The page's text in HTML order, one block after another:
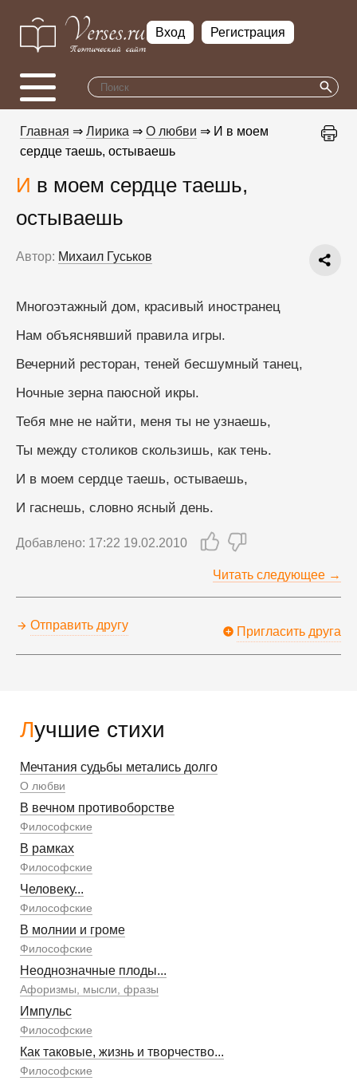
Вход Регистрация
Лучшие стихи
Мечтания судьбы метались долго
О любви
В вечном противоборстве
Философские
В рамках
Философские
Человеку...
Философские
В молнии и громе
Философские
Неоднозначные плоды...
Афоризмы, мысли, фразы
Импульс
Философские
Как таковые, жизнь и творчество...
Философские
Главная ⇒ Лирика ⇒ О любви ⇒ И в моем
сердце таешь, остываешь
И в моем сердце таешь,
остываешь
Автор: Михаил Гуськов
Многоэтажный дом, красивый иностранец
Нам объяснявший правила игры.
Вечерний ресторан, теней бесшумный танец,
Ночные зерна паюсной икры.
Тебя мне не найти, меня ты не узнаешь,
Ты между столиков скользишь, как тень.
И в моем сердце таешь, остываешь,
И гаснешь, словно ясный день.
Добавлено: 17:22 19.02.2010
Читать следующее →
Отправить другу Пригласить друга